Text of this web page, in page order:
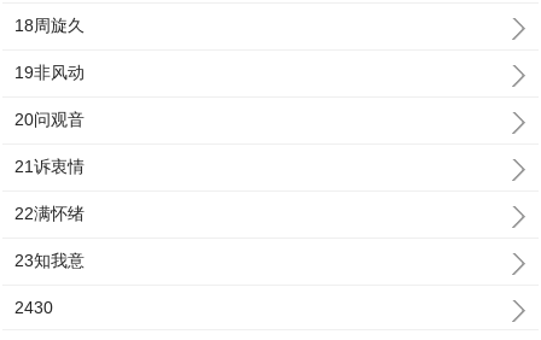
18周旋久
19非风动
20问观音
21诉衷情
22满怀绪
23知我意
2430